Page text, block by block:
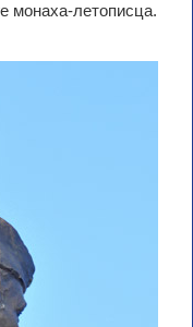
монаха-летописца.